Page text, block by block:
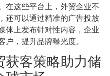
在这些平台上，外贸企业不
还可以通过精准的广告投放
体上发布针对性内容，企业
，提升品牌曝光度。
获客策略助力储